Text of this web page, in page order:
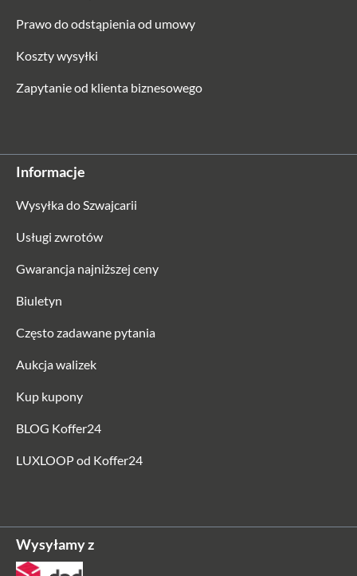
Prawo do odstąpienia od umowy
Koszty wysyłki
Zapytanie od klienta biznesowego
Informacje
Wysyłka do Szwajcarii
Usługi zwrotów
Gwarancja najniższej ceny
Biuletyn
Często zadawane pytania
Aukcja walizek
Kup kupony
BLOG Koffer24
LUXLOOP od Koffer24
Wysyłamy z